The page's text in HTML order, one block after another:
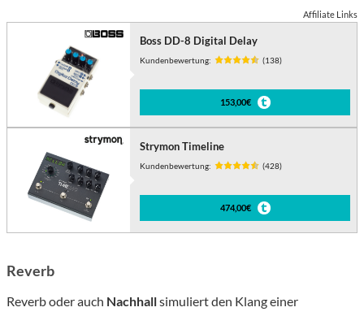
Affiliate Links
Boss DD-8 Digital Delay
Kundenbewertung: (138)
153,00€
Strymon Timeline
Kundenbewertung: (428)
474,00€
Reverb
Reverb oder auch Nachhallsimuliert den Klang einer